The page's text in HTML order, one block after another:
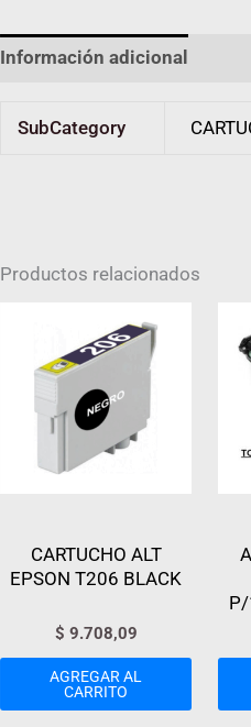
Información adicional
SubCategory
Productos relacionados
CARTUCHO ALT
EPSON T206 BLACK
$ 9.708,09
AGREGAR AL
CARRITO